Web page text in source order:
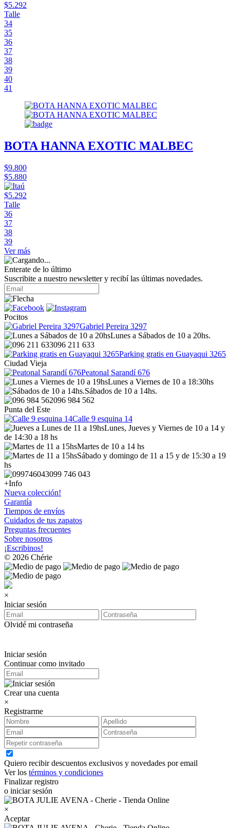
$5.292
Talle
34
35
36
37
38
39
40
41
BOTA HANNA EXOTIC MALBEC
$9.800
$5.880
$5.292
Talle
36
37
38
39
Ver más
Enterate de lo último
Suscribite a nuestro newsletter y recibí las últimas novedades.
Pocitos
Gabriel Pereira 3297
Lunes a Sábados de 10 a 20hs.
096 211 633
Parking gratis en Guayaqui 3265
Ciudad Vieja
Peatonal Sarandí 676
Lunes a Viernes de 10 a 18:30hs
Sábados de 10 a 14hs.
096 984 562
Punta del Este
Calle 9 esquina 14
Lunes, Jueves y Viernes de 10 a 14 y
de 14:30 a 18 hs
Martes de 10 a 14 hs
Sábado y domingo de 11 a 15 y de 15:30 a 19
hs
099 746 043
+Info
Nueva colección!
Garantía
Tiempos de envíos
Cuidados de tus zapatos
Preguntas frecuentes
Sobre nosotros
¡Escribinos!
© 2026 Chérie
×
Iniciar sesión
Olvidé mi contraseña
Iniciar sesión
Continuar como invitado
Crear una cuenta
×
Registrarme
Quiero recibir descuentos exclusivos y novedades por email
Ver los términos y condiciones
Finalizar registro
o iniciar sesión
×
Aceptar